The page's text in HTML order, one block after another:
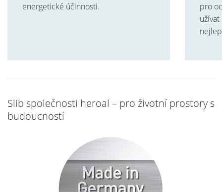
energetické účinnosti.
pro
Slib společnosti heroal – pro životní prostory s
budoucností